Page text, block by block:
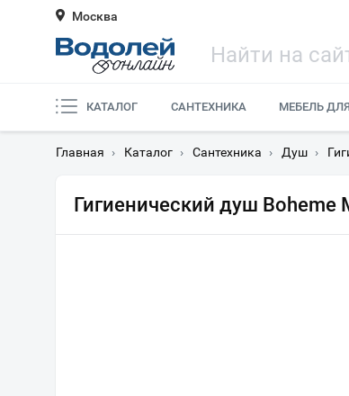
Москва
КАТАЛОГ САНТЕХНИКА МЕБЕЛЬ
Главная › Каталог › Сантехника › Душ ›
Гигиенический душ Boheme